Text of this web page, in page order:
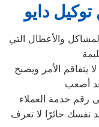
دايو
والأعطال التي
يتفاقم الأمر ويصبح
رقم خدمة العملاء
نفسك حائرًا لا تعرف